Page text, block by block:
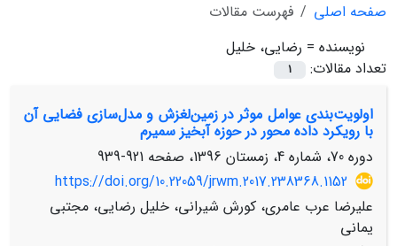
صفحه اصلی
فهرست مقالات
نویسنده = رضایی، خلیل
تعداد مقالات:
1
اولویت‌بندی عوامل موثر در زمین‌لغزش و مدل‌سازی فضایی آن
با رویکرد داده محور در حوزه آبخیز سمیرم
دوره 70، شماره 4، زمستان 1396، صفحه
921-939
https://doi.org/10.22059/jrwm.2017.238368.1152
علیرضا عرب عامری، کورش شیرانی، خلیل رضایی، مجتبی
یمانی